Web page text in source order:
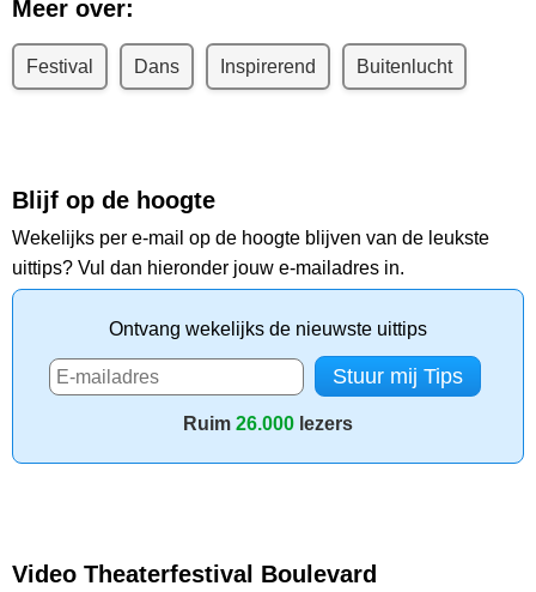
Meer over:
Festival Dans Inspirerend Buitenlucht
Blijf op de hoogte
Wekelijks per e-mail op de hoogte blijven van de leukste
uittips? Vul dan hieronder jouw e-mailadres in.
Ontvang wekelijks de nieuwste uittips
Ruim 26.000 lezers
Video Theaterfestival Boulevard